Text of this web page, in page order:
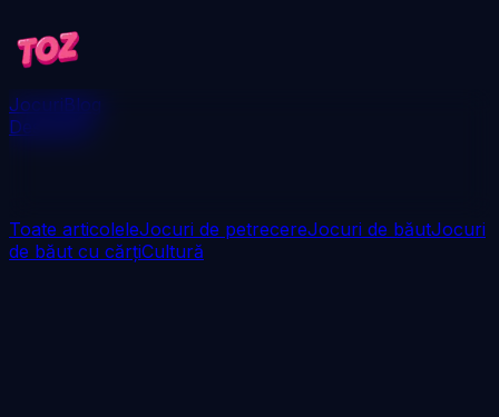
JocuriBlog
Descarcă
Toate articoleleJocuri de petrecereJocuri de băutJocuri
de băut cu cărțiCultură